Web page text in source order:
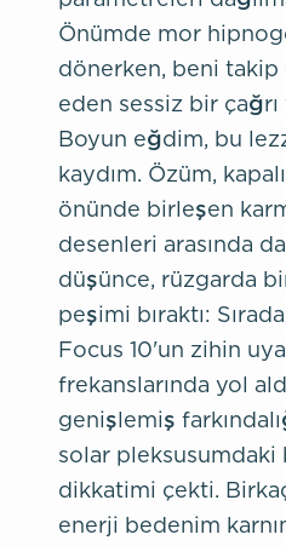
Önümde mor
dönerken, beni
eden sessiz bir çağrı
Boyun eğdim, bu
kaydım. Özüm,
önünde birleşen
desenleri arasında
düşünce, rüzgarda
peşimi bıraktı:
Focus 10'un zihin
frekanslarında yol
genişlemiş
solar pleksusumdaki
dikkatimi çekti.
enerji bedenim